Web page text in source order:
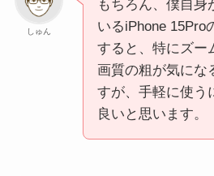
しゅん
もちろん、僕自身
いるiPhone 15Pro
すると、特にズー
画質の粗が気にな
すが、手軽に使う
良いと思います。